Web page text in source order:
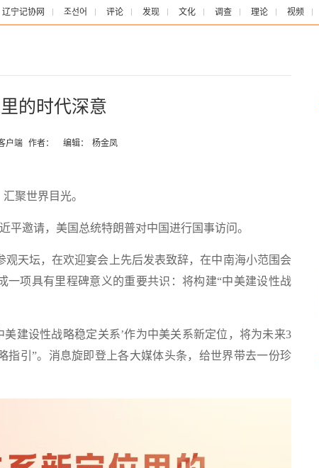
辽宁记协网 조선어 评论 发现 文化 调查 理论 视频
的时代深意
户端 作者： 编辑： 杨金凤
聚世界目光。
邀请，美国总统特朗普对中国进行国事访问。
天坛，在欢迎宴会上先后发表致辞，在中南海小范围会
项具有里程碑意义的重要共识：将构建“中美建设性战
建设性战略稳定关系’作为中美关系新定位，将为未来3
指引”。消息旋即登上各大媒体头条，给世界带去一份珍